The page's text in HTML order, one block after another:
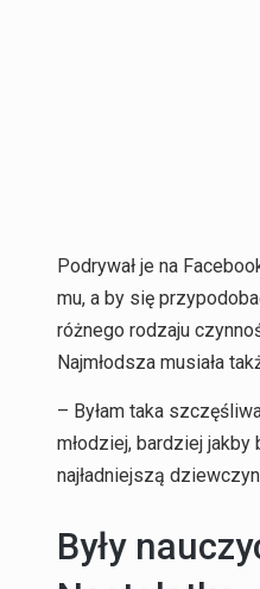
Podrywał je na
mu, a by się
różnego rodzaju
Najmłodsza musiała
– Byłam taka
młodziej, bardziej jakby
najładniejszą
Były